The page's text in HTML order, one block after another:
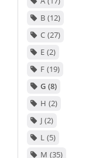
B 12
C 27
E 2
F 19
G 8
H 2
J 2
L 5
M 35